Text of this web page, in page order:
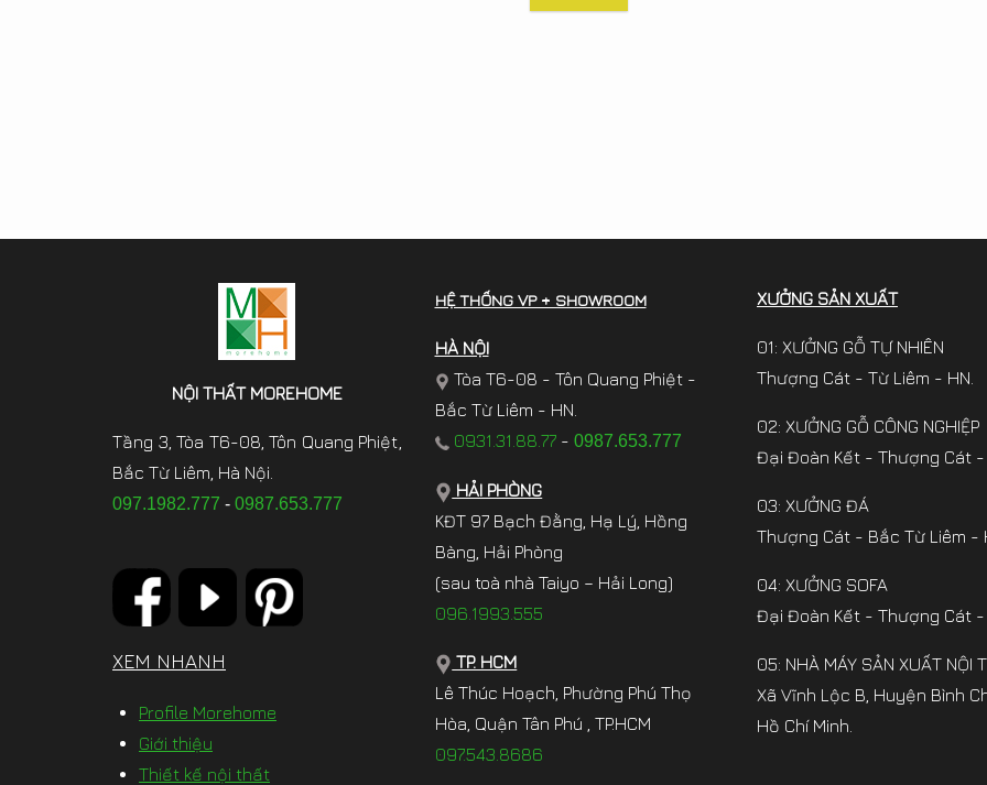
NỘI THẤT MOREHOME
Tầng 3, Tòa T6-08, Tôn Quang Phiệt,
Bắc Từ Liêm, Hà Nội.
097.1982.777 - 0987.653.777
XEM NHANH
Profile Morehome
Giới thiệu
Thiết kế nội thất
HỆ THỐNG VP + SHOWROOM
HÀ NỘI
Tòa T6-08 - Tôn Quang Phiệt -
Bắc Từ Liêm - HN.
0931.31.88.77- 0987.653.777
HẢI PHÒNG
KĐT 97 Bạch Đằng, Hạ Lý, Hồng
Bàng, Hải Phòng
(sau toà nhà Taiyo – Hải Long)
096.1993.555
TP. HCM
Lê Thúc Hoạch, Phường Phú Thọ
Hòa, Quận Tân Phú , TP.HCM
097.543.8686
XƯỞNG SẢN XUẤT
01: XƯỞNG GỖ TỰ NHIÊN
Thượng Cát - Từ Liêm - HN.
02: XƯỞNG GỖ CÔNG NGHIỆP
Đại Đoàn Kết - Thượng Cát -
03: XƯỞNG ĐÁ
Thượng Cát - Bắc Từ Liêm -
04: XƯỞNG SOFA
Đại Đoàn Kết - Thượng Cát -
05: NHÀ MÁY SẢN XUẤT NỘI
Xã Vĩnh Lộc B, Huyện Bình
Hồ Chí Minh.